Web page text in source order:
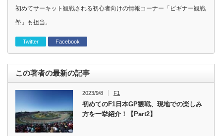
初めてサーキット観戦される初心者向けの情報コーナー「ビギナー観戦
塾」も担当。
Twitter Facebook
この著者の最新の記事
2023/9/8 F1
初めてのF1日本GP観戦、現地での楽しみ
方を一挙紹介！【Part2】